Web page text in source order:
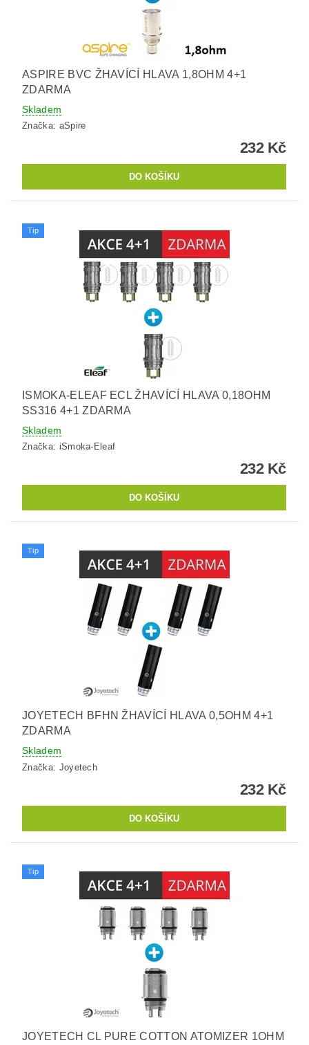
ASPIRE BVC ŽHAVÍCÍ HLAVA 1,8OHM 4+1
ZDARMA
Skladem
Značka: aSpire
232 Kč
Tip
ISMOKA-ELEAF ECL ŽHAVÍCÍ HLAVA 0,18OHM
SS316 4+1 ZDARMA
Skladem
Značka: iSmoka-Eleaf
232 Kč
Tip
JOYETECH BFHN ŽHAVÍCÍ HLAVA 0,5OHM 4+1
ZDARMA
Skladem
Značka: Joyetech
232 Kč
Tip
JOYETECH CL PURE COTTON ATOMIZER 1OHM